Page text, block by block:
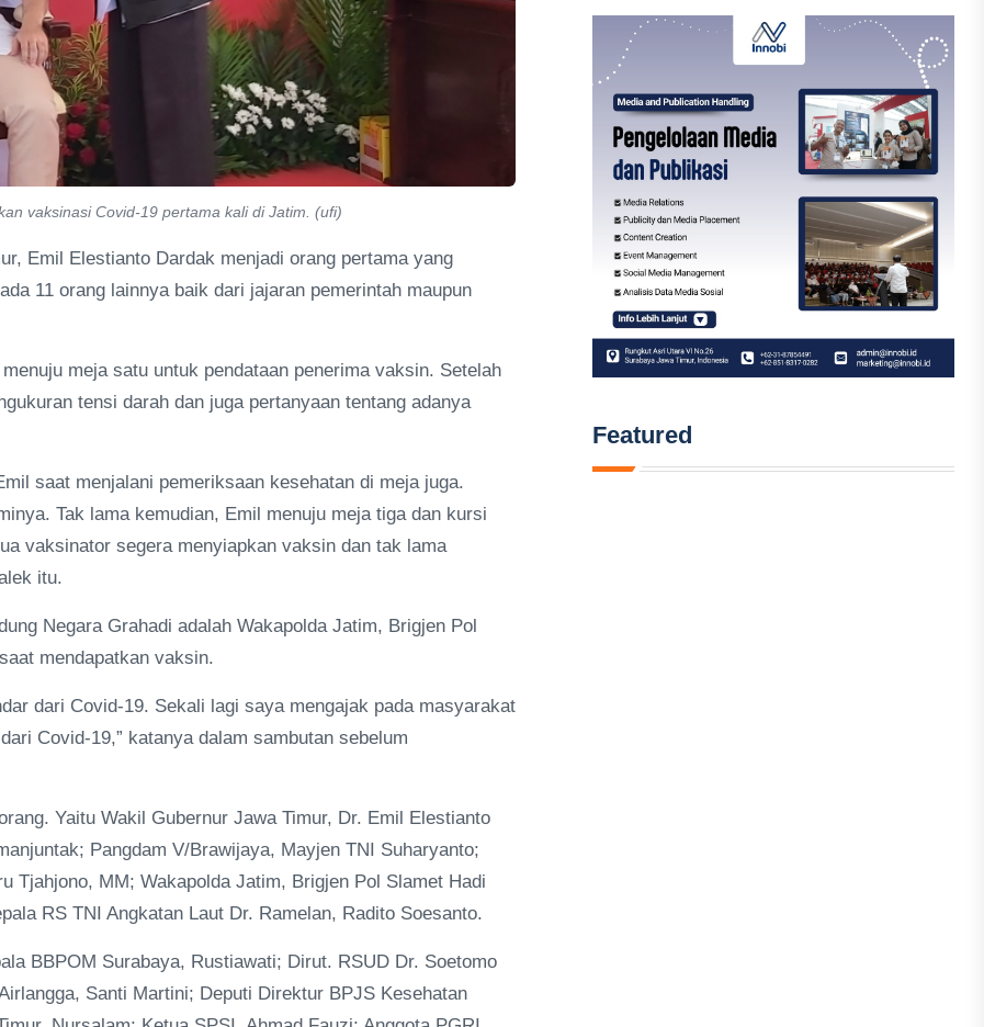
vaksinasi Covid-19 pertama kali di Jatim. (ufi)
Emil Elestianto Dardak menjadi orang pertama yang
11 orang lainnya baik dari jajaran pemerintah maupun
meja satu untuk pendataan penerima vaksin. Setelah
tensi darah dan juga pertanyaan tentang adanya
saat menjalani pemeriksaan kesehatan di meja juga.
Tak lama kemudian, Emil menuju meja tiga dan kursi
vaksinator segera menyiapkan vaksin dan tak lama
itu.
Negara Grahadi adalah Wakapolda Jatim, Brigjen Pol
mendapatkan vaksin.
dari Covid-19. Sekali lagi saya mengajak pada masyarakat
Covid-19,” katanya dalam sambutan sebelum
Yaitu Wakil Gubernur Jawa Timur, Dr. Emil Elestianto
Pangdam V/Brawijaya, Mayjen TNI Suharyanto;
Tjahjono, MM; Wakapolda Jatim, Brigjen Pol Slamet Hadi
RS TNI Angkatan Laut Dr. Ramelan, Radito Soesanto.
BBPOM Surabaya, Rustiawati; Dirut. RSUD Dr. Soetomo
Santi Martini; Deputi Direktur BPJS Kesehatan
Featured